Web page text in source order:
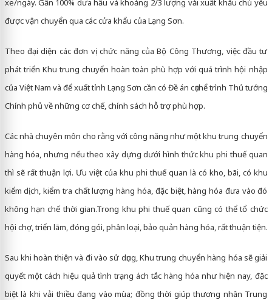
xe/ngày. Gần 100% dưa hấu và khoảng 2/3 lượng vải xuất khẩu chủ yếu
được vận chuyển qua các cửa khẩu của Lạng Sơn.
Theo đại diện các đơn vị chức năng của Bộ Công Thương, việc đầu tư
phát triển Khu trung chuyển hoàn toàn phù hợp với quá trình hội nhập
của Việt Nam và để xuất tỉnh Lạng Sơn cần có Đề án cụ thể trình Thủ tướng
Chính phủ về những cơ chế, chính sách hỗ trợ phù hợp.
Các nhà chuyên môn cho rằng với công năng như một khu trung chuyển
hàng hóa, nhưng nếu theo xây dựng dưới hình thức khu phi thuế quan
thì sẽ rất thuận lợi. Ưu việt của khu phi thuế quan là có kho, bãi, có khu
kiểm dịch, kiểm tra chất lượng hàng hóa, đặc biệt, hàng hóa đưa vào đó
không hạn chế thời gian.Trong khu phi thuế quan cũng có thể tổ chức
hội chợ, triển lãm, đóng gói, phân loại, bảo quản hàng hóa, rất thuận tiện.
Sau khi hoàn thiện và đi vào sử dụng, Khu trung chuyển hàng hóa sẽ giải
quyết một cách hiệu quả tình trạng ách tắc hàng hóa như hiện nay, đặc
biệt là khi vải thiều đang vào mùa; đồng thời giúp thương nhân Trung